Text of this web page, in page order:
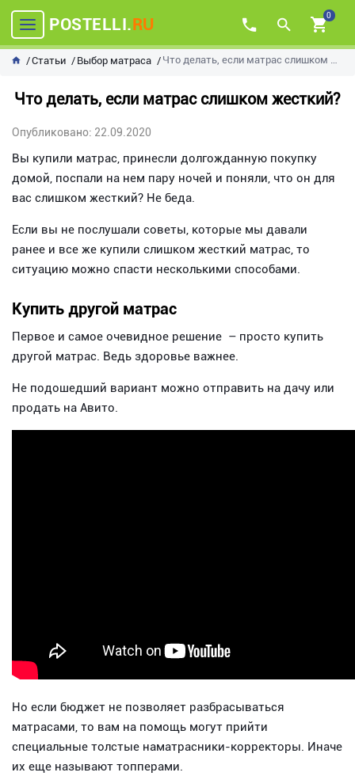
POSTELLI.RU 0
Статьи Выбор матраса Что делать, если матрас слишком жесткий?
Что делать, если матрас слишком жесткий?
Опубликовано: 22.09.2020
Вы купили матрас, принесли долгожданную покупку
домой, поспали на нем пару ночей и поняли, что он для
вас слишком жесткий? Не беда.
Если вы не послушали советы, которые мы давали
ранее и все же купили слишком жесткий матрас, то
ситуацию можно спасти несколькими способами.
Купить другой матрас
Первое и самое очевидное решение – просто купить
другой матрас. Ведь здоровье важнее.
Не подошедший вариант можно отправить на дачу или
продать на Авито.
Но если бюджет не позволяет разбрасываться
матрасами, то вам на помощь могут прийти
специальные толстые наматрасники-корректоры. Иначе
их еще называют топперами.